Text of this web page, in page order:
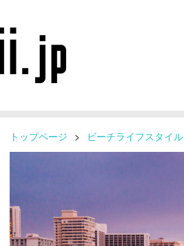
トップページ > ビーチライフスタイル